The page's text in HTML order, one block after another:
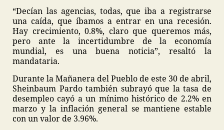
“Decían las agencias, todas, que iba a registrarse
una caída, que íbamos a entrar en una recesión.
Hay crecimiento, 0.8%, claro que queremos más,
pero ante la incertidumbre de la economía
mundial, es una buena noticia”, resaltó la
mandataria.
Durante la Mañanera del Pueblo de este 30 de abril,
Sheinbaum Pardo también subrayó que la tasa de
desempleo cayó a un mínimo histórico de 2.2% en
marzo y la inflación general se mantiene estable
con un valor de 3.96%.